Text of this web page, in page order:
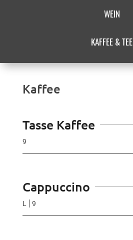
WEIN
KAFFEE & TEE
Kaffee
Tasse Kaffee
9
Cappuccino
L 9